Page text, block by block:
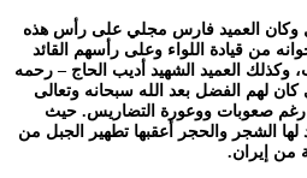
وكان العميد فارس مجلي على رأس هذه
من قيادة اللواء وعلى رأسهم القائد
وكذلك العميد الشهيد أديب الحاج – رحمه
كان لهم الفضل بعد الله سبحانه وتعالى
رغم صعوبات ووعورة التضاريس. حيث
الشجر والحجر أعقبها تطهير الجبل من
من إيران.